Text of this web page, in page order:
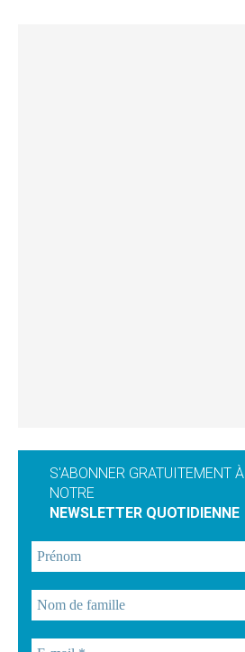
S'ABONNER GRATUITEMENT À
NOTRE
NEWSLETTER QUOTIDIENNE